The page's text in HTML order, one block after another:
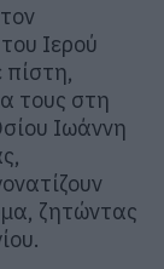
Ιερού
τους στη
Ιωάννη
ζητώντας